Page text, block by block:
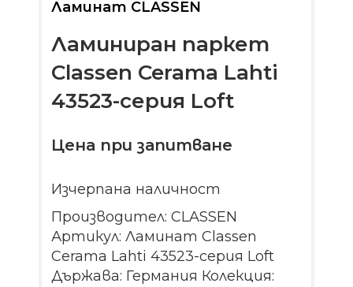
Ламинат CLASSEN
Ламиниран паркет
Classen Cerama Lahti
43523-серия Loft
Цена при запитване
Изчерпана наличност
Производител: CLASSEN
Артикул: Ламинат Classen
Cerama Lahti 43523-серия Loft
Държава: Германия Колекция: